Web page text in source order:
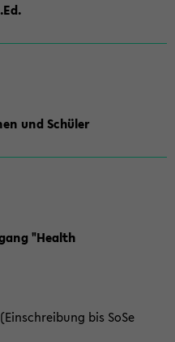
und Schüler
"Health
bis SoSe